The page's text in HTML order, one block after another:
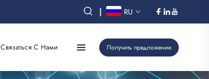
| RU
Связаться С Нами Получить предложение